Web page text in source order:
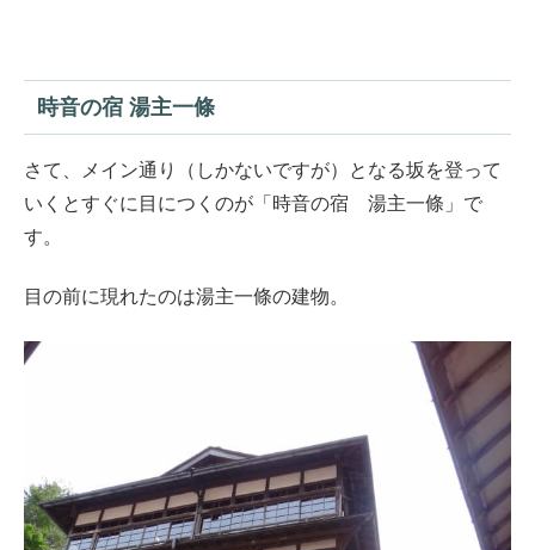
時音の宿 湯主一條
さて、メイン通り（しかないですが）となる坂を登って
いくとすぐに目につくのが「時音の宿 湯主一條」で
す。
目の前に現れたのは湯主一條の建物。